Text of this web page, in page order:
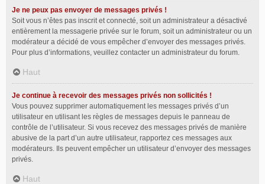
Je ne peux pas envoyer de messages privés !
Soit vous n’êtes pas inscrit et connecté, soit un administrateur a désactivé
entièrement la messagerie privée sur le forum, soit un administrateur ou un
modérateur a décidé de vous empêcher d’envoyer des messages privés.
Pour plus d’informations, veuillez contacter un administrateur du forum.
Haut
Je continue à recevoir des messages privés non sollicités !
Vous pouvez supprimer automatiquement les messages privés d’un
utilisateur en utilisant les règles de messages depuis le panneau de
contrôle de l’utilisateur. Si vous recevez des messages privés de manière
abusive de la part d’un autre utilisateur, rapportez ces messages aux
modérateurs. Ils peuvent empêcher un utilisateur d’envoyer des messages
privés.
Haut